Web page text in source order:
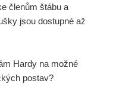
členům štábu a
jsou dostupné až
Hardy na možné
postav?